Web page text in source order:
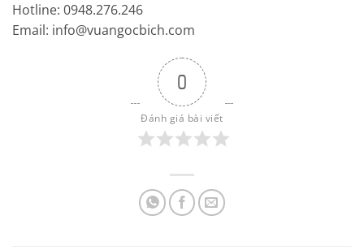
Hotline: 0948.276.246
Email: info@vuangocbich.com
0
Đánh giá bài viết